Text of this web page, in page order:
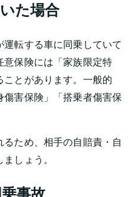
た場合
転する車に同乗していて
保険には「家族限定特
とがあります。一般的
害保険」「搭乗者傷害保
ため、相手の自賠責・自
しょう。